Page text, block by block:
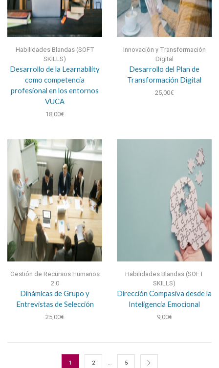
Habilidades Blandas (SOFT
SKILLS)
Desarrollo de la Learnability
como competencia
profesional en los entornos
VUCA
18,00€
Innovación y Transformación
Digital
Desarrollo del Plan de
Transformación Digital
25,00€
Gestión de Recursos Humanos
2.0
Dinámicas de Grupo y
Entrevistas de Selección
25,00€
Habilidades Blandas (SOFT
SKILLS)
Dirección Compasiva desde la
Inteligencia Emocional
9,00€
1 2 5